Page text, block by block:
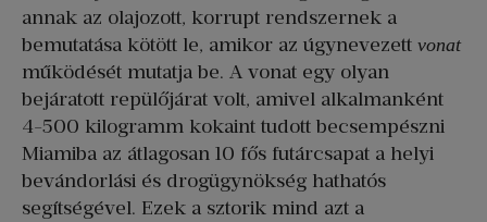
annak az olajozott, korrupt rendszernek a
bemutatása kötött le, amikor az úgynevezett vonat
működését mutatja be. A vonat egy olyan
bejáratott repülőjárat volt, amivel alkalmanként
4-500 kilogramm kokaint tudott becsempészni
Miamiba az átlagosan 10 fős futárcsapat a helyi
bevándorlási és drogügynökség hathatós
segítségével. Ezek a sztorik mind azt a